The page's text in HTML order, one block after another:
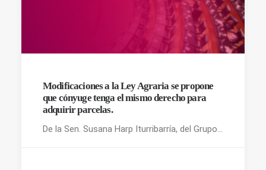
Modificaciones a la Ley Agraria se propone
que cónyuge tenga el mismo derecho para
adquirir parcelas.
De la Sen. Susana Harp Iturribarría, del Grupo…